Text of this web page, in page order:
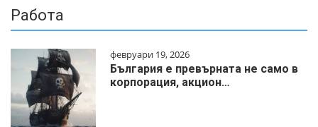
Работа
февруари 19, 2026
България е превърната не само в
корпорация, акцион…